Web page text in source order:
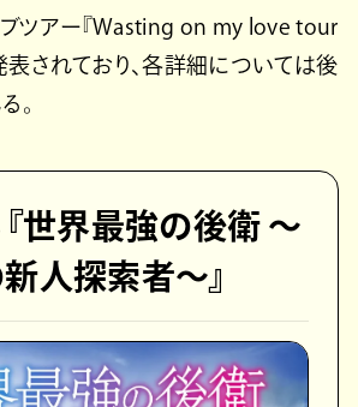
ブツアー『Wasting on my love tour
表されており、各詳細については後
。
世界最強の後衛 ～
人探索者～』